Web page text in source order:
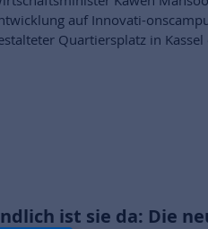
auf Innovati-
Quartiersplatz in
ist sie da: Die